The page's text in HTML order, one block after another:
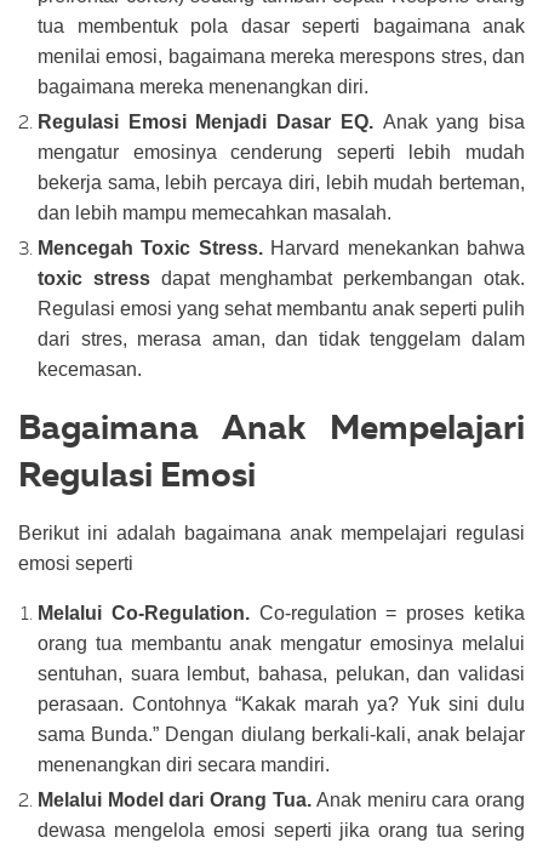
tua membentuk pola dasar seperti bagaimana anak
menilai emosi, bagaimana mereka merespons stres, dan
bagaimana mereka menenangkan diri.
Regulasi Emosi Menjadi Dasar EQ. Anak yang bisa
mengatur emosinya cenderung seperti lebih mudah
bekerja sama, lebih percaya diri, lebih mudah berteman,
dan lebih mampu memecahkan masalah.
Mencegah Toxic Stress. Harvard menekankan bahwa
toxic stressdapat menghambat perkembangan otak.
Regulasi emosi yang sehat membantu anak seperti pulih
dari stres, merasa aman, dan tidak tenggelam dalam
kecemasan.
Bagaimana Anak Mempelajari
Regulasi Emosi
Berikut ini adalah bagaimana anak mempelajari regulasi
emosi seperti
Melalui Co-Regulation. Co-regulation = proses ketika
orang tua membantu anak mengatur emosinya melalui
sentuhan, suara lembut, bahasa, pelukan, dan validasi
perasaan. Contohnya “Kakak marah ya? Yuk sini dulu
sama Bunda.” Dengan diulang berkali-kali, anak belajar
menenangkan diri secara mandiri.
Melalui Model dari Orang Tua.Anak meniru cara orang
dewasa mengelola emosi seperti jika orang tua sering